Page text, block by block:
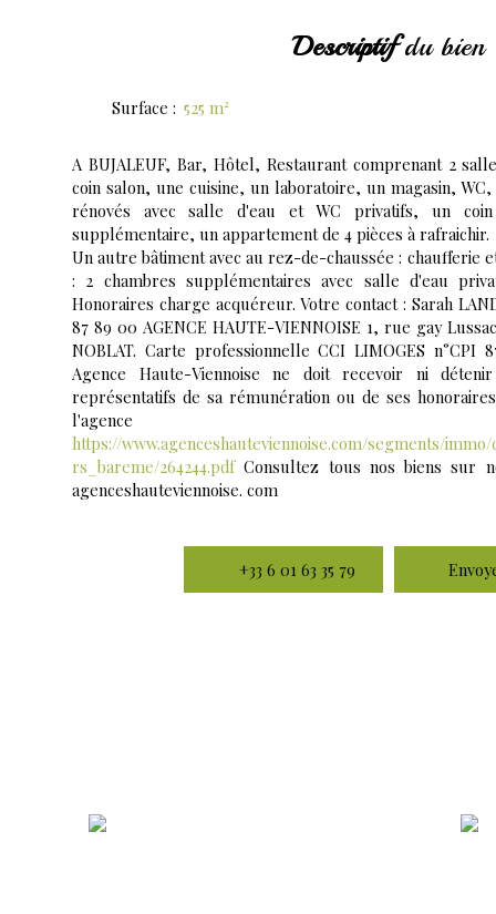
Descriptifdu bien
Surface : 525 m²
A BUJALEUF, Bar, Hôtel, Restaurant comprenant 2
coin salon, une cuisine, un laboratoire, un magasin,
rénovés avec salle d'eau et WC privatifs, un
supplémentaire, un appartement de 4 pièces à rafraichir.
Un autre bâtiment avec au rez-de-chaussée : chaufferie
: 2 chambres supplémentaires avec salle d'eau
Honoraires charge acquéreur. Votre contact : Sarah
87 89 00 AGENCE HAUTE-VIENNOISE 1, rue gay
NOBLAT. Carte professionnelle CCI LIMOGES
Agence Haute-Viennoise ne doit recevoir ni
représentatifs de sa rémunération ou de ses
https://www.agenceshauteviennoise.com/segments/
rs_bareme/264244.pdfConsultez tous nos biens sur
agenceshauteviennoise. com
+33 6 01 63 35 79